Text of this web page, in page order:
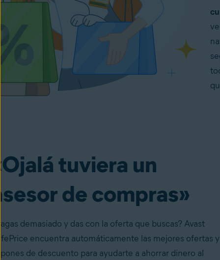
tuviera un
de compras»
demasiado y das con la oferta que buscas? Avast
encuentra automáticamente las mejores ofertas y
de descuento para ayudarte a ahorrar dinero al